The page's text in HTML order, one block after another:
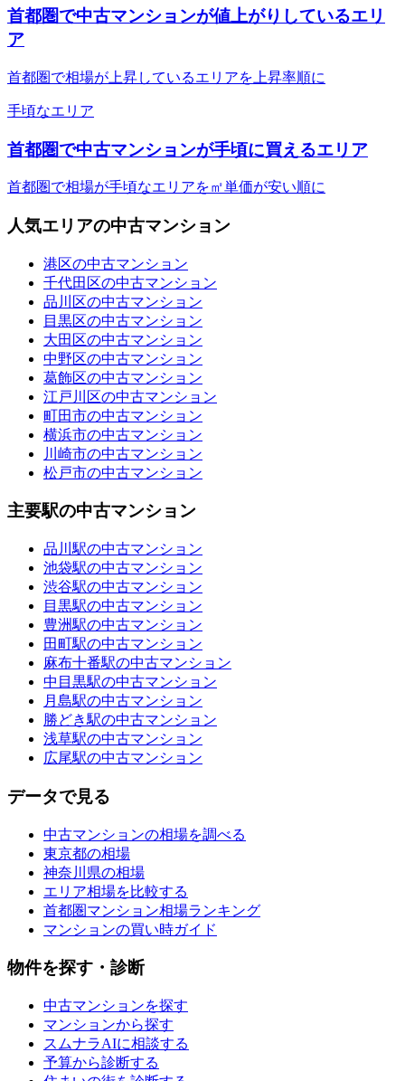
首都圏で中古マンションが値上がりしているエリ
ア
首都圏で相場が上昇しているエリアを上昇率順に
手頃なエリア
首都圏で中古マンションが手頃に買えるエリア
首都圏で相場が手頃なエリアを㎡単価が安い順に
人気エリアの中古マンション
港区の中古マンション
千代田区の中古マンション
品川区の中古マンション
目黒区の中古マンション
大田区の中古マンション
中野区の中古マンション
葛飾区の中古マンション
江戸川区の中古マンション
町田市の中古マンション
横浜市の中古マンション
川崎市の中古マンション
松戸市の中古マンション
主要駅の中古マンション
品川駅の中古マンション
池袋駅の中古マンション
渋谷駅の中古マンション
目黒駅の中古マンション
豊洲駅の中古マンション
田町駅の中古マンション
麻布十番駅の中古マンション
中目黒駅の中古マンション
月島駅の中古マンション
勝どき駅の中古マンション
浅草駅の中古マンション
広尾駅の中古マンション
データで見る
中古マンションの相場を調べる
東京都の相場
神奈川県の相場
エリア相場を比較する
首都圏マンション相場ランキング
マンションの買い時ガイド
物件を探す・診断
中古マンションを探す
マンションから探す
スムナラAIに相談する
予算から診断する